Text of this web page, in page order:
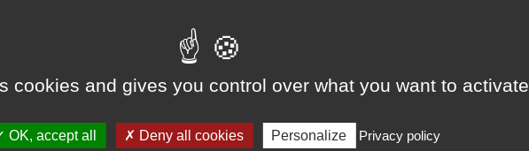
cookies and gives you control over what you want to activate
OK, accept all Deny all cookies Personalize Privacy policy